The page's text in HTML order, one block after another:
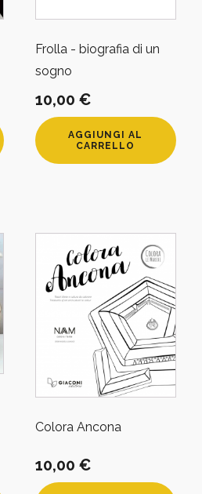
Frolla - biografia di un
sogno
10,00 €
AGGIUNGI AL
CARRELLO
Colora Ancona
10,00 €